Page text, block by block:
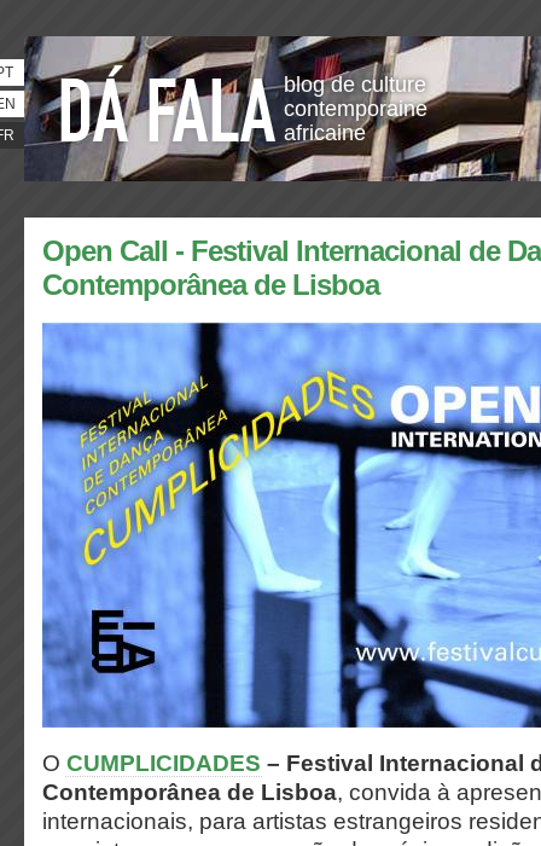
blog de culture
contemporaine
africaine
Open Call - Festival Internacional de
Contemporânea de Lisboa
O CUMPLICIDADES – Festival Internacional
Contemporânea de Lisboa, convida à
internacionais, para artistas estrangeiros